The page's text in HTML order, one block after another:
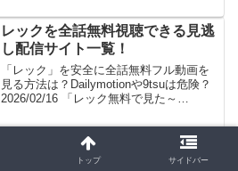
了、dailymotio...
レックを全話無料視聴できる見逃
し配信サイト一覧！
「レック」を安全に全話無料フル動画を
見る方法は？Dailymotionや9tsuは危険？
2026/02/16 「レック無料で見た～
パンドラはサービス終了、dailymotionや
真夜中ぱんチを全話無料視聴でき
る見逃し配信サイト一覧！
トップ サイドバー